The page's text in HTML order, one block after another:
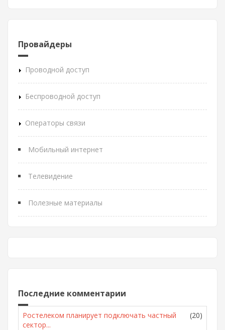
Провайдеры
Проводной доступ
Беспроводной доступ
Операторы связи
Мобильный интернет
Телевидение
Полезные материалы
Последние комментарии
Ростелеком планирует подключать частный
сектор...
(20)